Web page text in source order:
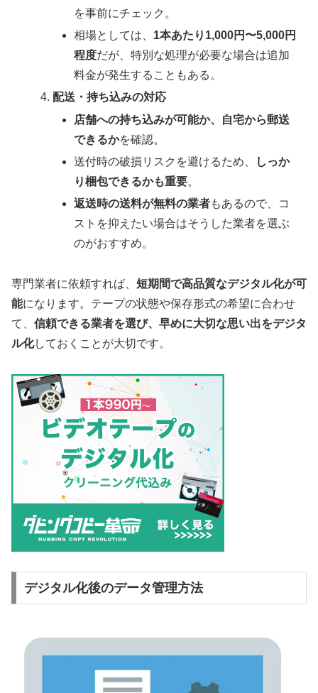
を事前にチェック。
相場としては、 1本あたり1,000円〜5,000円
程度だが、特別な処理が必要な場合は追加
料金が発生することもある。
配送・持ち込みの対応
店舗への持ち込みが可能か、自宅から郵送
できるかを確認。
送付時の破損リスクを避けるため、
しっか
り梱包できるかも重要。
返送時の送料が無料の業者もあるので、コ
ストを抑えたい場合はそうした業者を選ぶ
のがおすすめ。
専門業者に依頼すれば、 短期間で高品質なデジタル化が可
能になります。テープの状態や保存形式の希望に合わせ
て、 信頼できる業者を選び、早めに大切な思い出をデジタ
ル化しておくことが大切です。
デジタル化後のデータ管理方法